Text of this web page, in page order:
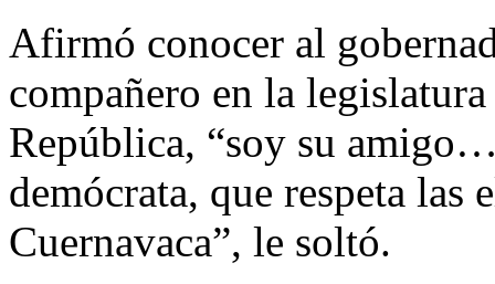
Afirmó conocer al
compañero en la
República, “soy su
demócrata, que respeta las
Cuernavaca”, le soltó.